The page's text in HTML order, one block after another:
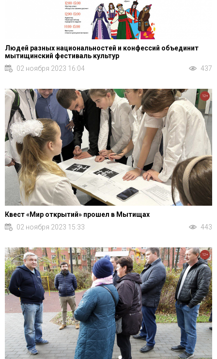
Людей разных национальностей и конфессий объединит
мытищинский фестиваль культур
02 ноября 2023 16:04
437
Квест «Мир открытий» прошел в Мытищах
02 ноября 2023 15:33
443
12+
12+